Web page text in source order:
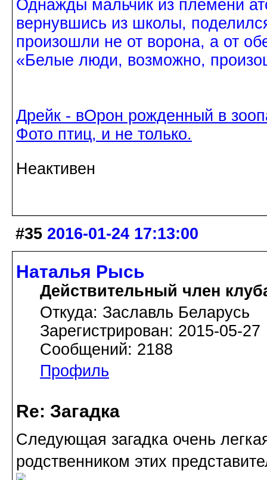
Однажды мальчик из племени
вернувшись из школы,
произошли не от ворона, а от
«Белые люди, возможно,
Дрейк - вОрон рожденный в
Фото птиц, и не только.
Неактивен
#35 2016-01-24 17:13:00
Наталья Рысь
Действительный член
Откуда: Заславль Беларусь
Зарегистрирован: 2015-05-27
Сообщений: 2188
Профиль
Re: Загадка
Следующая загадка очень
родственником этих